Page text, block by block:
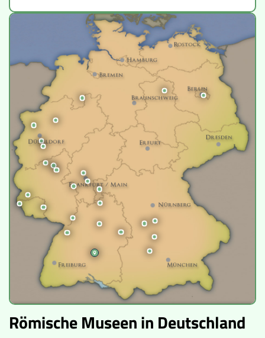
Römische Museen in Deutschland